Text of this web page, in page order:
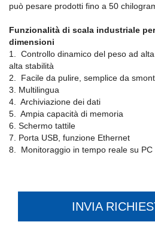
può pesare prodotti fino a 50
Funzionalità di scala industriale
dimensioni
1. Controllo dinamico del peso ad
alta stabilità
2. Facile da pulire, semplice da
3. Multilingua
4. Archiviazione dei dati
5. Ampia capacità di memoria
6. Schermo tattile
7. Porta USB, funzione Ethernet
8. Monitoraggio in tempo reale su PC
INVIA